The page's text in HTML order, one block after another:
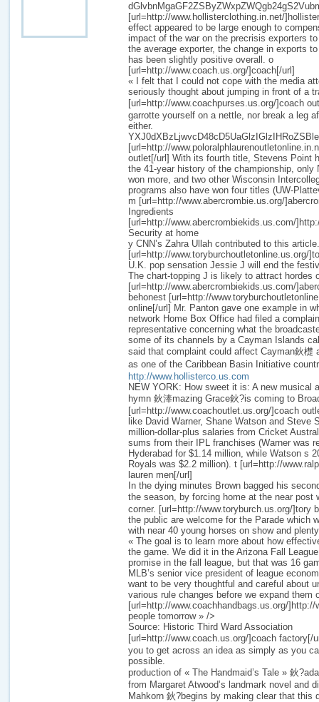
[url=http://www.hollisterclothing.in.net/
effect appeared to be large enough to
impact of the war on the precrisis exporters
the average exporter, the change in exports
has been slightly positive overall. o
[url=http://www.coach.us.org/]coach[/url]
« I felt that I could not cope with the media
seriously thought about jumping in front of a
[url=http://www.coachpurses.us.org/]coach
garrotte yourself on a nettle, nor break a leg
either.
[url=http://
outlet[/url] With its fourth title, Stevens Point
the 41-year history of the championship, only
won more, and two other Wisconsin
programs also have won four titles (UW-
m [url=http://www.abercrombie.us.org/
Ingredients
[url=http://www.abercrombiekids.us.com/
Security at home
y CNN’s Zahra Ullah contributed to this article.
[url=http://www.toryburchoutletonline.us.org/
U.K. pop sensation Jessie J will end the
The chart-topping J is likely to attract hordes
[url=http://www.abercrombiekids.us.com/
behonest [url=http://
online[/url] Mr. Panton gave one example in
network Home Box Office had filed a
representative concerning what the
some of its channels by a Cayman Islands
said that complaint could affect Cayman鈥檚
as one of the Caribbean Basin Initiative
http://www.hollisterco.us.com
NEW YORK: How sweet it is: A new musical
hymn 鈥淎mazing Grace鈥?is coming to
[url=http://www.coachoutlet.us.org/]coach
like David Warner, Shane Watson and Steve
million-dollar-plus salaries from Cricket
sums from their IPL franchises (Warner was
Hyderabad for $1.14 million, while Watson s
Royals was $2.2 million). t [url=http://
lauren men[/url]
In the dying minutes Brown bagged his
the season, by forcing home at the near post
corner. [url=http://www.toryburch.us.org/]tory
the public are welcome for the Parade which
with near 40 young horses on show and
« The goal is to learn more about how
the game. We did it in the Arizona Fall
promise in the fall league, but that was 16
MLB’s senior vice president of league
want to be very thoughtful and careful about
various rule changes before we expand them
[url=http://www.coachhandbags.us.org/
people tomorrow » />
Source: Historic Third Ward Association
[url=http://www.coach.us.org/]coach factory[/
you to get across an idea as simply as you
possible.
production of « The Handmaid’s Tale » 鈥
from Margaret Atwood’s landmark novel and
Mahkorn 鈥?begins by making clear that this